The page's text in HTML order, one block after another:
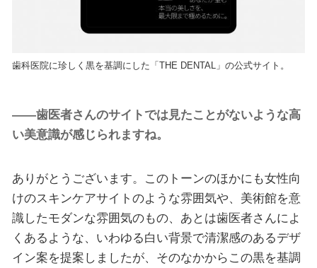
歯科医院に珍しく黒を基調にした「THE DENTAL」の公式サイト。
――歯医者さんのサイトでは見たことがないような高
い美意識が感じられますね。
ありがとうございます。このトーンのほかにも女性向
けのスキンケアサイトのような雰囲気や、美術館を意
識したモダンな雰囲気のもの、あとは歯医者さんによ
くあるような、いわゆる白い背景で清潔感のあるデザ
イン案を提案しましたが、そのなかからこの黒を基調